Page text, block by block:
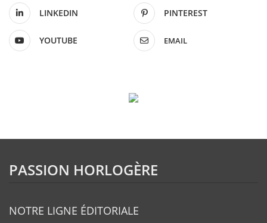
LINKEDIN PINTEREST
YOUTUBE EMAIL
PASSION HORLOGÈRE
NOTRE LIGNE ÉDITORIALE